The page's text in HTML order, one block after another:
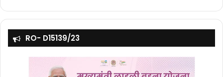
RO- D15139/23